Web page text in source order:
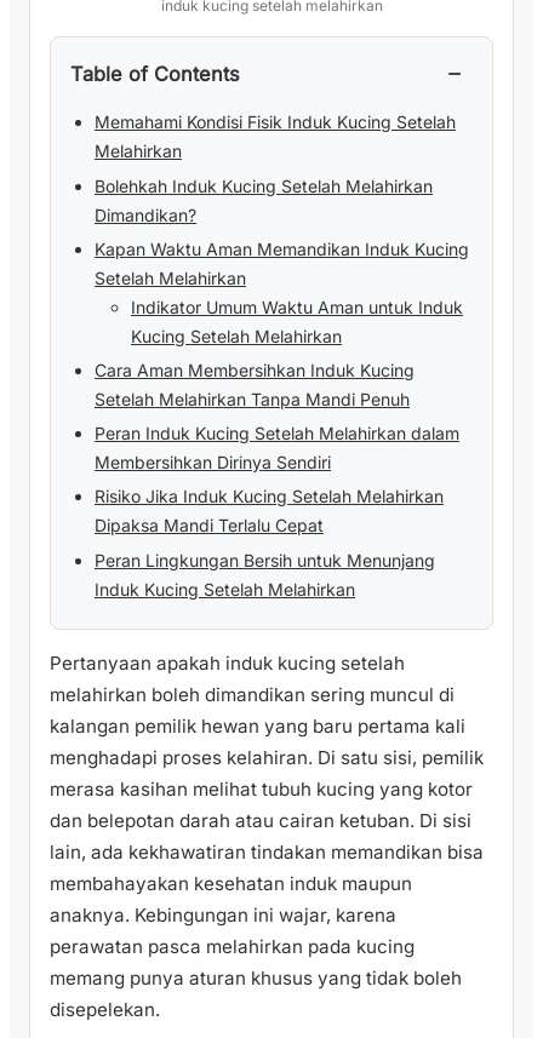
induk kucing setelah melahirkan
Table of Contents −
Memahami Kondisi Fisik Induk Kucing Setelah
Melahirkan
Bolehkah Induk Kucing Setelah Melahirkan
Dimandikan?
Kapan Waktu Aman Memandikan Induk Kucing
Setelah Melahirkan
Indikator Umum Waktu Aman untuk Induk
Kucing Setelah Melahirkan
Cara Aman Membersihkan Induk Kucing
Setelah Melahirkan Tanpa Mandi Penuh
Peran Induk Kucing Setelah Melahirkan dalam
Membersihkan Dirinya Sendiri
Risiko Jika Induk Kucing Setelah Melahirkan
Dipaksa Mandi Terlalu Cepat
Peran Lingkungan Bersih untuk Menunjang
Induk Kucing Setelah Melahirkan
Pertanyaan apakah induk kucing setelah
melahirkan boleh dimandikan sering muncul di
kalangan pemilik hewan yang baru pertama kali
menghadapi proses kelahiran. Di satu sisi, pemilik
merasa kasihan melihat tubuh kucing yang kotor
dan belepotan darah atau cairan ketuban. Di sisi
lain, ada kekhawatiran tindakan memandikan bisa
membahayakan kesehatan induk maupun
anaknya. Kebingungan ini wajar, karena
perawatan pasca melahirkan pada kucing
memang punya aturan khusus yang tidak boleh
disepelekan.